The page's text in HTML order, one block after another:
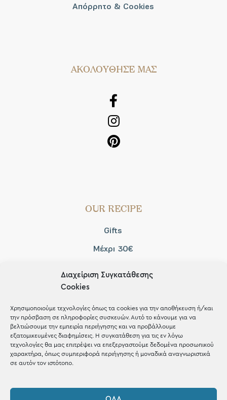
Διαχείριση Συγκατάθεσης
Cookies
Χρησιμοποιούμε τεχνολογίες όπως τα cookies για την αποθήκευση ή/και
την πρόσβαση σε πληροφορίες συσκευών. Αυτό το κάνουμε για να
βελτιώσουμε την εμπειρία περιήγησης και να προβάλλουμε
εξατομικευμένες διαφημίσεις. Η συγκατάθεση για τις εν λόγω
τεχνολογίες θα μας επιτρέψει να επεξεργαστούμε δεδομένα προσωπικού
χαρακτήρα, όπως συμπεριφορά περιήγησης ή μοναδικά αναγνωριστικά
σε αυτόν τον ιστότοπο.
Απόρρητο & Cookies
AΚΟΛΟΥΘΗΣΕ ΜΑΣ
OUR RECIPE
Gifts
Μέχρι 30€
Shop the look
ΚΑΤΑΣΤΗΜΑ
2421 217300